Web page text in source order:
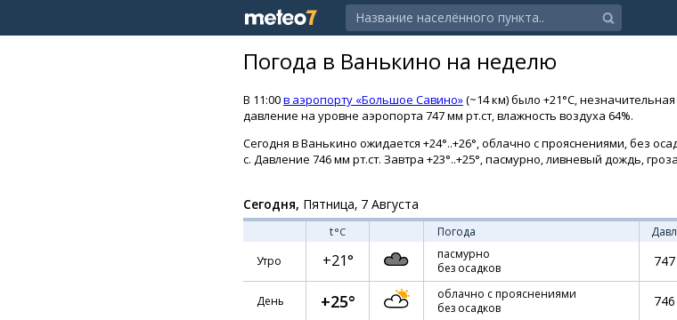
Погода в Ванькино на неделю
В 11:00в аэропорту «Большое Савино»(~14 км) было +21°C,
давление на уровне аэропорта 747 мм рт.ст, влажность воздуха 64%.
Сегодня в Ванькино ожидается +24°..+26°, облачно с прояснениями, без
с. Давление 746 мм рт.ст. Завтра +23°..+25°, пасмурно, ливневый дождь,
Сегодня, Пятница, 7 Августа
t°C Погода Давл
Утро
+21°
пасмурно
без осадков
747
День +25°
облачно с прояснениями
без осадков
746